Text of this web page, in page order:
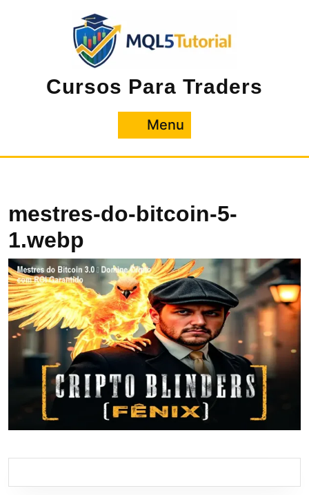
Cursos Para Traders
Menu
mestres-do-bitcoin-5-
1.webp